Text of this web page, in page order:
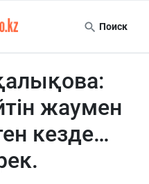
Поиск
жаумен
кезде…